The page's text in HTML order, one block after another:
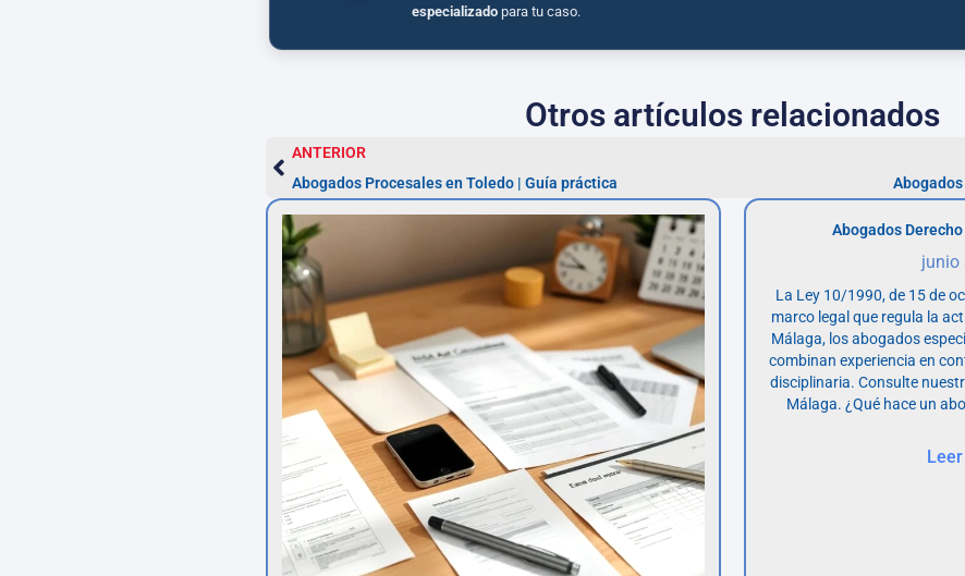
especializado para tu caso.
Otros artículos relacionados
ANTERIOR
Abogados Procesales en Toledo | Guía práctica
Abogados
junio
La Ley 10/1990, de 15 de
marco legal que regula la
Málaga, los abogados
combinan experiencia en
disciplinaria. Consulte
Málaga. ¿Qué hace un